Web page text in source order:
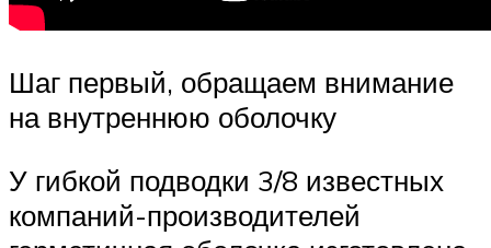
Шаг первый, обращаем внимание
на внутреннюю оболочку
У гибкой подводки 3/8 известных
компаний-производителей